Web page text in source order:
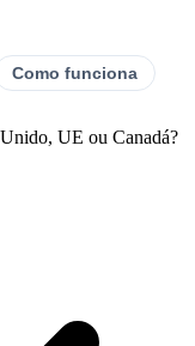
Como funciona
UE ou Canadá?